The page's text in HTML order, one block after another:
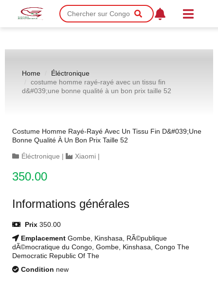
Home
Éléctronique
costume homme rayé-rayé avec un tissu fin
d&#039;une bonne qualité à un bon prix taille 52
Costume Homme Rayé-Rayé Avec Un Tissu Fin D&#039;une
Bonne Qualité À Un Bon Prix Taille 52
Éléctronique | Xiaomi |
350.00
Informations générales
Prix 350.00
Emplacement Gombe, Kinshasa, RÃ©publique
dÃ©mocratique du Congo, Gombe, Kinshasa, Congo The
Democratic Republic Of The
Condition new